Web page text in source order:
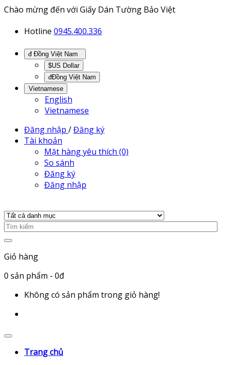
Chào mừng đến với Giấy Dán Tường Bảo Việt
Hotline 0945.400.336
$US Dollar
đĐồng Việt Nam
Vietnamese
English
Vietnamese
Đăng nhập /Đăng ký
Tài khoản
Mặt hàng yêu thích (0)
So sánh
Đăng ký
Đăng nhập
Giỏ hàng
0 sản phẩm - 0đ
Không có sản phẩm trong giỏ hàng!
Trang chủ